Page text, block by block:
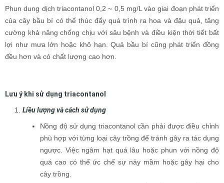
Phun dung dịch triacontanol 0,2 ~ 0,5 mg/L vào giai đoạn phát triển
của cây bầu bí có thể thúc đẩy quá trình ra hoa và đậu quả, tăng
cường khả năng chống chịu với sâu bệnh và điều kiện thời tiết bất
lợi như mưa lớn hoặc khô hạn. Quả bầu bí cũng phát triển đồng
đều hơn và có chất lượng cao hơn.
Lưu ý khi sử dụng triacontanol
Liều lượng và cách sử dụng
Nồng độ sử dụng triacontanol cần phải được điều chỉnh
phù hợp với từng loại cây trồng để tránh gây ra tác dụng
ngược. Việc ngâm hạt quá lâu hoặc phun với nồng độ
quá cao có thể ức chế sự nảy mầm hoặc gây hại cho
cây trồng.